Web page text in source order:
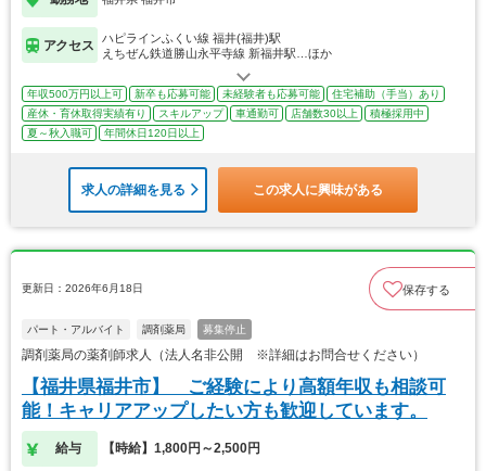
アクセス
ハピラインふくい線 福井(福井)駅
えちぜん鉄道勝山永平寺線 新福井駅…ほか
年収500万円以上可 新卒も応募可能 未経験者も応募可能
住宅補助（手当）あり
産休・育休取得実績有り
スキルアップ 車通勤可 店舗数30以上
積極採用中
夏～秋入職可
年間休日120日以上
求人の詳細を見る この求人に興味がある
更新日：2026年6月18日 保存する
パート・アルバイト 調剤薬局 募集停止
調剤薬局の薬剤師求人（法人名非公開 ※詳細はお問合せください）
【福井県福井市】 ご経験により高額年収も相談可
能！キャリアアップしたい方も歓迎しています。
給与 【時給】1,800円～2,500円